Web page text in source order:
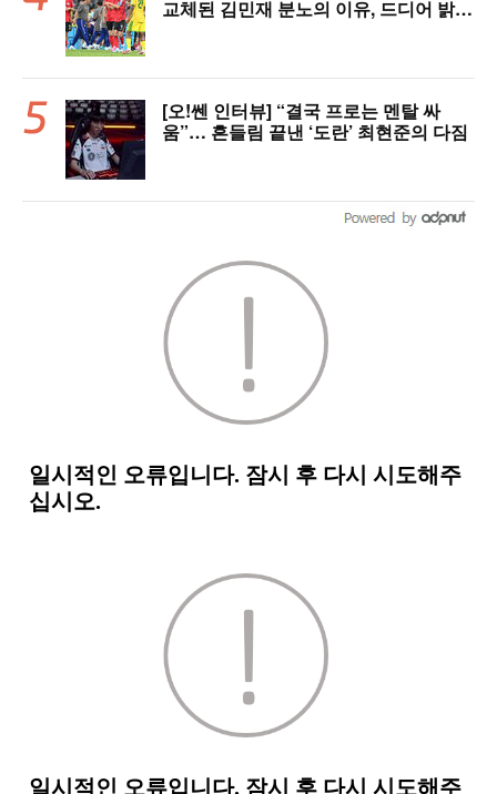
교체된 김민재 분노의 이유, 드디어 밝혀
[오!쎈 인터뷰] “결국 프로는 멘탈 싸
움”… 흔들림 끝낸 ‘도란’ 최현준의 다짐